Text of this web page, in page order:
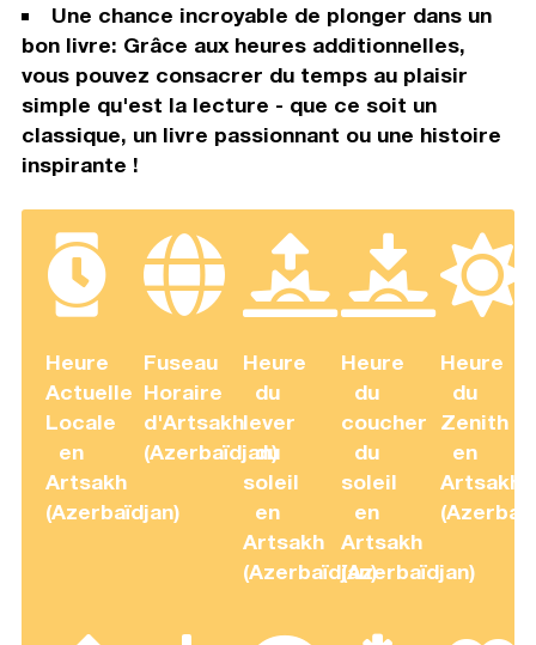
Une chance incroyable de plonger dans un
bon livre: Grâce aux heures additionnelles,
vous pouvez consacrer du temps au plaisir
simple qu'est la lecture - que ce soit un
classique, un livre passionnant ou une histoire
inspirante !
Heure
Actuelle
Locale
en
Artsakh
(Azerbaïdjan)
Fuseau
Horaire
d'Artsakh
(Azerbaïdjan)
Heure
du
lever
du
soleil
en
Artsakh
(Azerbaïdjan)
Heure
du
coucher
du
soleil
en
Artsakh
(Azerbaïdjan)
Heure
du
Zenith
en
Artsakh